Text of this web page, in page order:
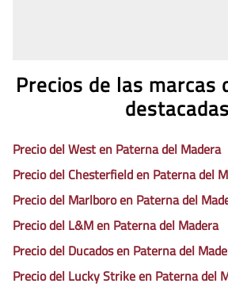
Precios de las marcas
destacadas
Precio del West en Paterna del Madera
Precio del Chesterfield en Paterna del
Precio del Marlboro en Paterna del
Precio del L&M en Paterna del Madera
Precio del Ducados en Paterna del
Precio del Lucky Strike en Paterna del